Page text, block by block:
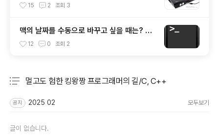
15 2 조회 3
맥의 날짜를 수동으로 바꾸고 싶을 때는? 터
미널로 날짜 변경하기
12 0 조회 2
멀고도 험한 킹왕짱 프로그래머의 길/C, C++
공지 2025 02 모두보기
글이 없습니다.